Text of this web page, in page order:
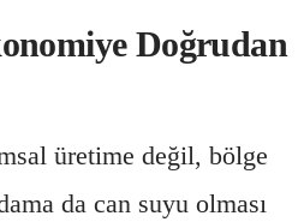
Doğrudan
üretime değil, bölge
da can suyu olması